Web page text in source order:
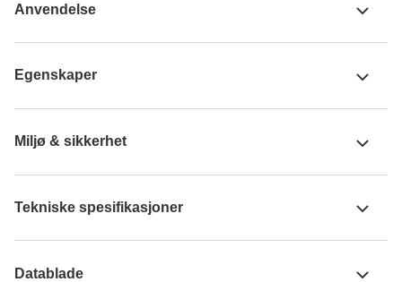
Anvendelse
Egenskaper
Miljø & sikkerhet
Tekniske spesifikasjoner
Datablade